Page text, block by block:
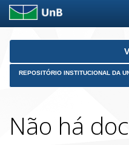
Skip
REPOSITÓRIO INSTITUCIONAL DA
Não há